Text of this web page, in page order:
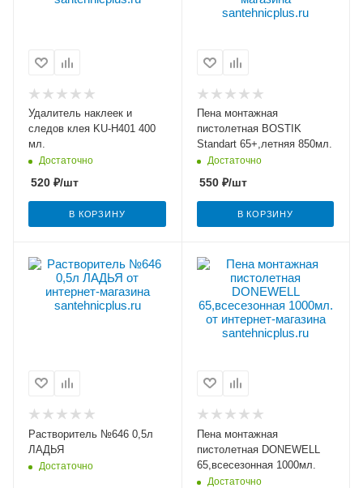
Удалитель наклеек и
следов клея KU-Н401 400
мл.
Достаточно
520 ₽/шт
В КОРЗИНУ
Пена монтажная
пистолетная BOSTIK
Standart 65+,летняя 850мл.
Достаточно
550₽/шт
В КОРЗИНУ
Растворитель №646 0,5л
ЛАДЬЯ
Достаточно
Пена монтажная
пистолетная DONEWELL
65,всесезонная 1000мл.
Достаточно